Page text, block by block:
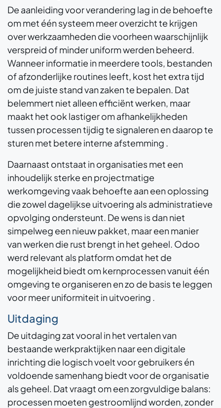
De aanleiding voor verandering lag in de behoefte
om met één systeem meer overzicht te krijgen
over werkzaamheden die voorheen waarschijnlijk
verspreid of minder uniform werden beheerd.
Wanneer informatie in meerdere tools, bestanden
of afzonderlijke routines leeft, kost het extra tijd
om de juiste stand van zaken te bepalen. Dat
belemmert niet alleen efficiënt werken, maar
maakt het ook lastiger om afhankelijkheden
tussen processen tijdig te signaleren en daarop te
sturen met betere interne afstemming .
Daarnaast ontstaat in organisaties met een
inhoudelijk sterke en projectmatige
werkomgeving vaak behoefte aan een oplossing
die zowel dagelijkse uitvoering als administratieve
opvolging ondersteunt. De wens is dan niet
simpelweg een nieuw pakket, maar een manier
van werken die rust brengt in het geheel. Odoo
werd relevant als platform omdat het de
mogelijkheid biedt om kernprocessen vanuit één
omgeving te organiseren en zo de basis te leggen
voor meer uniformiteit in uitvoering .
Uitdaging
De uitdaging zat vooral in het vertalen van
bestaande werkpraktijken naar een digitale
inrichting die logisch voelt voor gebruikers én
voldoende samenhang biedt voor de organisatie
als geheel. Dat vraagt om een zorgvuldige balans:
processen moeten gestroomlijnd worden, zonder